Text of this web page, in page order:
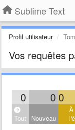
Sublime Text
Profil utilisateur
Vos requêtes
0 0 0
Tout Nouveau
À